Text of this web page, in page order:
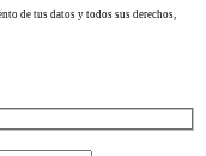
de tus datos y todos sus derechos,